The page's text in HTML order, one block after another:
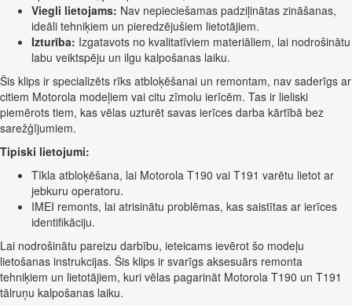
Viegli lietojams: Nav nepieciešamas padziļinātas zināšanas,
ideāli tehniķiem un pieredzējušiem lietotājiem.
Izturība: Izgatavots no kvalitatīviem materiāliem, lai nodrošinātu
labu veiktspēju un ilgu kalpošanas laiku.
Šis klips ir specializēts rīks atbloķēšanai un remontam, nav saderīgs ar
citiem Motorola modeļiem vai citu zīmolu ierīcēm. Tas ir lieliski
piemērots tiem, kas vēlas uzturēt savas ierīces darba kārtībā bez
sarežģījumiem.
Tipiski lietojumi:
Tīkla atbloķēšana, lai Motorola T190 vai T191 varētu lietot ar
jebkuru operatoru.
IMEI remonts, lai atrisinātu problēmas, kas saistītas ar ierīces
identifikāciju.
Lai nodrošinātu pareizu darbību, ieteicams ievērot šo modeļu
lietošanas instrukcijas. Šis klips ir svarīgs aksesuārs remonta
tehniķiem un lietotājiem, kuri vēlas pagarināt Motorola T190 un T191
tālruņu kalpošanas laiku.